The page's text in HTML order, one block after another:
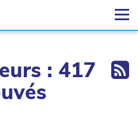
: 417